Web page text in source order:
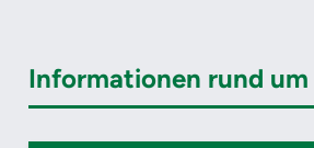
Informationen rund um